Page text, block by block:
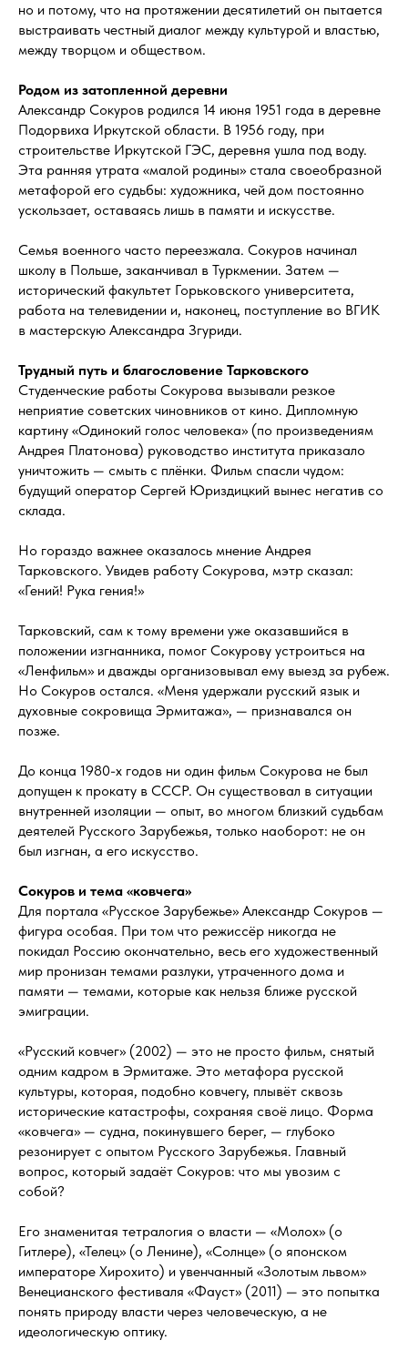
но и потому, что на протяжении десятилетий он пытается
выстраивать честный диалог между культурой и властью,
между творцом и обществом.
Родом из затопленной деревни
Александр Сокуров родился 14 июня 1951 года в деревне
Подорвиха Иркутской области. В 1956 году, при
строительстве Иркутской ГЭС, деревня ушла под воду.
Эта ранняя утрата «малой родины» стала своеобразной
метафорой его судьбы: художника, чей дом постоянно
ускользает, оставаясь лишь в памяти и искусстве.
Семья военного часто переезжала. Сокуров начинал
школу в Польше, заканчивал в Туркмении. Затем —
исторический факультет Горьковского университета,
работа на телевидении и, наконец, поступление во ВГИК
в мастерскую Александра Згуриди.
Трудный путь и благословение Тарковского
Студенческие работы Сокурова вызывали резкое
неприятие советских чиновников от кино. Дипломную
картину «Одинокий голос человека» (по произведениям
Андрея Платонова) руководство института приказало
уничтожить — смыть с плёнки. Фильм спасли чудом:
будущий оператор Сергей Юриздицкий вынес негатив со
склада.
Но гораздо важнее оказалось мнение Андрея
Тарковского. Увидев работу Сокурова, мэтр сказал:
«Гений! Рука гения!»
Тарковский, сам к тому времени уже оказавшийся в
положении изгнанника, помог Сокурову устроиться на
«Ленфильм» и дважды организовывал ему выезд за рубеж.
Но Сокуров остался. «Меня удержали русский язык и
духовные сокровища Эрмитажа», — признавался он
позже.
До конца 1980-х годов ни один фильм Сокурова не был
допущен к прокату в СССР. Он существовал в ситуации
внутренней изоляции — опыт, во многом близкий судьбам
деятелей Русского Зарубежья, только наоборот: не он
был изгнан, а его искусство.
Сокуров и тема «ковчега»
Для портала «Русское Зарубежье» Александр Сокуров —
фигура особая. При том что режиссёр никогда не
покидал Россию окончательно, весь его художественный
мир пронизан темами разлуки, утраченного дома и
памяти — темами, которые как нельзя ближе русской
эмиграции.
«Русский ковчег» (2002) — это не просто фильм, снятый
одним кадром в Эрмитаже. Это метафора русской
культуры, которая, подобно ковчегу, плывёт сквозь
исторические катастрофы, сохраняя своё лицо. Форма
«ковчега» — судна, покинувшего берег, — глубоко
резонирует с опытом Русского Зарубежья. Главный
вопрос, который задаёт Сокуров: что мы увозим с
собой?
Его знаменитая тетралогия о власти — «Молох» (о
Гитлере), «Телец» (о Ленине), «Солнце» (о японском
императоре Хирохито) и увенчанный «Золотым львом»
Венецианского фестиваля «Фауст» (2011) — это попытка
понять природу власти через человеческую, а не
идеологическую оптику.